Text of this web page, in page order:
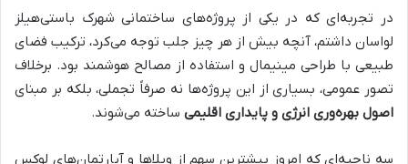
در تجربه‌ای که در یکی از پروژه‌های ساختمانی شهرک باستی‌هیلز
لواسان داشتم، آنچه بیش از هر چیز جلب توجه می‌کرد، ترکیب فضای
طبیعی با طراحی مینیمال و استفاده از مصالح هوشمند بود. برخلاف
تصور عمومی، بسیاری از این پروژه‌ها نه صرفاً تجملی، بلکه بر مبنای
اصول بهره‌وری انرژی و پایداری اقلیمی ساخته می‌شوند.
سه ناحیه‌ای که امروز بیشترین سهم از ویلاها و آپارتمان‌های لوکس